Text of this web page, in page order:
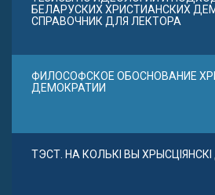
БЕЛАРУСКИХ ХРИСТИАНСКИХ
СПРАВОЧНИК ДЛЯ ЛЕКТОРА
ФИЛОСОФСКОЕ ОБОСНОВАНИЕ
ДЕМОКРАТИИ
ТЭСТ. НА КОЛЬКІ ВЫ